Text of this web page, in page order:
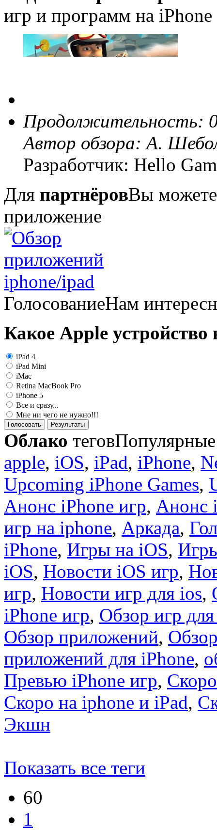
игр и программ на
Продолжительность:
Автор обзора:А.
Разработчик: Hello
Для партнёровВы можете
приложение
ГолосованиеНам
Какое Apple устройство
iPad 4
iPad Mini
iMac
Retina MacBook Pro
iPhone 5
Все и сразу...
Мне ни чего не нужно!!!
Голосовать Результаты
Облако теговПопулярные
apple, iOS, iPad, iPhone,
Upcoming iPhone Games,
Анонс iPhone игр, Анонс
игр на iphone, Аркада,
iPhone, Игры на iOS,
iOS, Новости iOS игр,
игр, Новости игр для ios,
iPhone игр, Обзор игр
Обзор приложений,
приложений для iPhone,
Превью iPhone игр,
Скоро на iphone и iPad,
Экшн
Показать все теги
60
1